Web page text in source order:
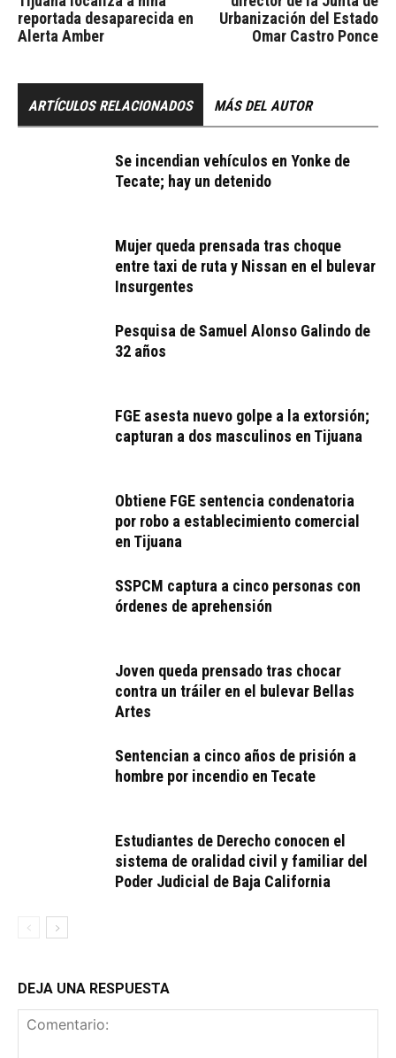
reportada desaparecida en
Alerta Amber
Urbanización del Estado
Omar Castro Ponce
ARTÍCULOS RELACIONADOS MÁS DEL AUTOR
Se incendian vehículos en Yonke de
Tecate; hay un detenido
Mujer queda prensada tras choque
entre taxi de ruta y Nissan en el bulevar
Insurgentes
Pesquisa de Samuel Alonso Galindo de
32 años
FGE asesta nuevo golpe a la extorsión;
capturan a dos masculinos en Tijuana
Obtiene FGE sentencia condenatoria
por robo a establecimiento comercial
en Tijuana
SSPCM captura a cinco personas con
órdenes de aprehensión
Joven queda prensado tras chocar
contra un tráiler en el bulevar Bellas
Artes
Sentencian a cinco años de prisión a
hombre por incendio en Tecate
Estudiantes de Derecho conocen el
sistema de oralidad civil y familiar del
Poder Judicial de Baja California
DEJA UNA RESPUESTA